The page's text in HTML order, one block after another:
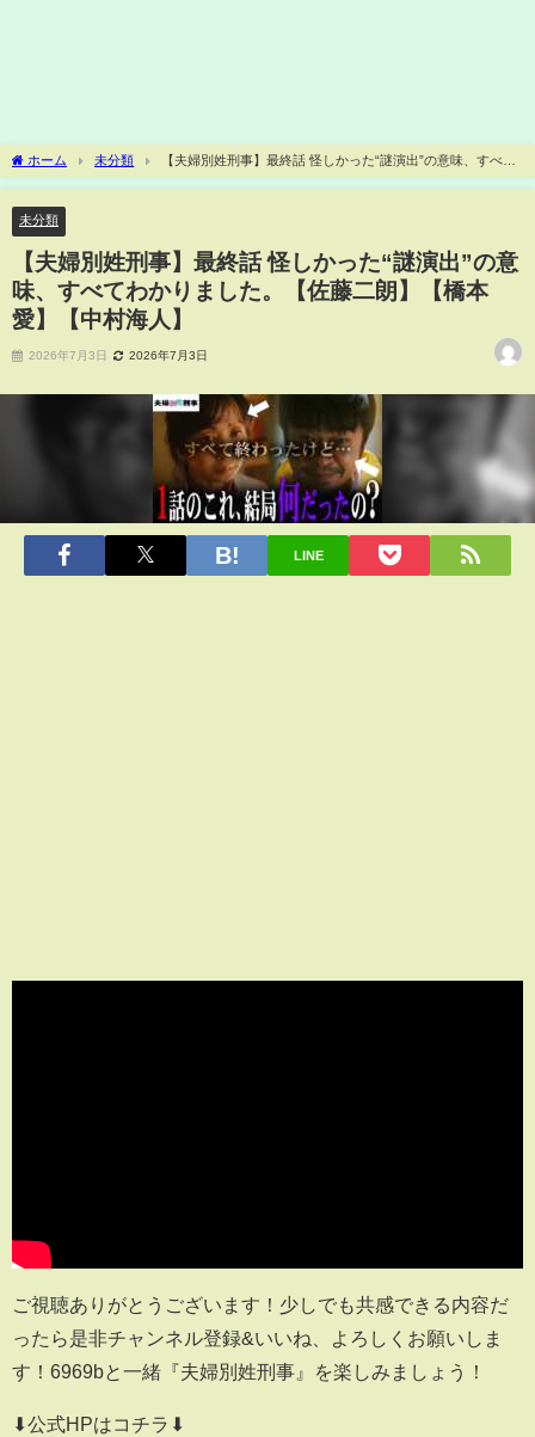
ホーム 未分類
【夫婦別姓刑事】最終話 怪しかった“謎演出”の意味、すべて
わかりました。【佐藤二朗】【橋本愛】【中村海人】
未分類
【夫婦別姓刑事】最終話 怪しかった“謎演出”の意
味、すべてわかりました。【佐藤二朗】【橋本
愛】【中村海人】
2026年7月3日 2026年7月3日
LINE
ご視聴ありがとうございます！少しでも共感できる内容だ
ったら是非チャンネル登録&いいね、よろしくお願いしま
す！6969bと一緒『夫婦別姓刑事』を楽しみましょう！
⬇︎公式HPはコチラ⬇︎